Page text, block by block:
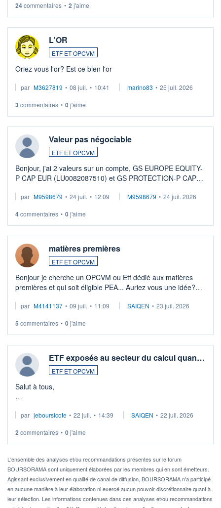
24commentaires • 2 j'aime
L'OR
ETF ET OPCVM
Oriez vous l'or? Est ce bien l'or
par M3627819 • 08 juil. • 10:41 marino83 • 25 juil. 2026
3 commentaires • 0j'aime
Valeur pas négociable
ETF ET OPCVM
Bonjour, j'ai 2 valeurs sur un compte, GS EUROPE EQUITY-
P CAP EUR (LU0082087510) et GS PROTECTION-P CAP
veux procéder à la vente, on me signale ...
par M9598679 • 24 juil. • 12:09 M9598679 • 24 juil. 2026
4commentaires • 0j'aime
matières premières
ETF ET OPCVM
Bonjour je cherche un OPCVM ou Etf dédié aux matières
premières et qui soit éligible PEA... Auriez vous une idée?
par M4141137 • 09 juil. • 11:09 SAIQEN • 23 juil. 2026
5 commentaires • 0j'aime
ETF exposés au secteur du calcul quan…
ETF ET OPCVM
Salut à tous,
via un ETF plutôt que des actions individuelles.
Idéalement, je voudrais qu'il soit éligible au PEA.
Pour l' ...
par jeboursicote • 22 juil. • 14:39 SAIQEN • 22 juil. 2026
2 commentaires • 0j'aime
L'ensemble des analyses et/ou recommandations présentes sur le forum
BOURSORAMA sont uniquement élaborées par les membres qui en sont émetteurs.
Agissant exclusivement en qualité de canal de diffusion, BOURSORAMA n'a participé
en aucune manière à leur élaboration ni exercé aucun pouvoir discrétionnaire quant à
leur sélection. Les informations contenues dans ces analyses et/ou recommandations